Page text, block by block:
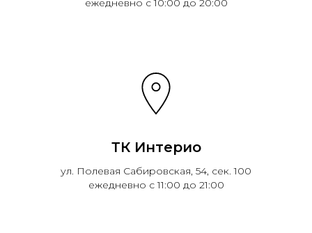
ежедневно с 10:00 до 20:00
ТК Интерио
ул. Полевая Сабировская, 54, сек. 100
ежедневно с 11:00 до 21:00